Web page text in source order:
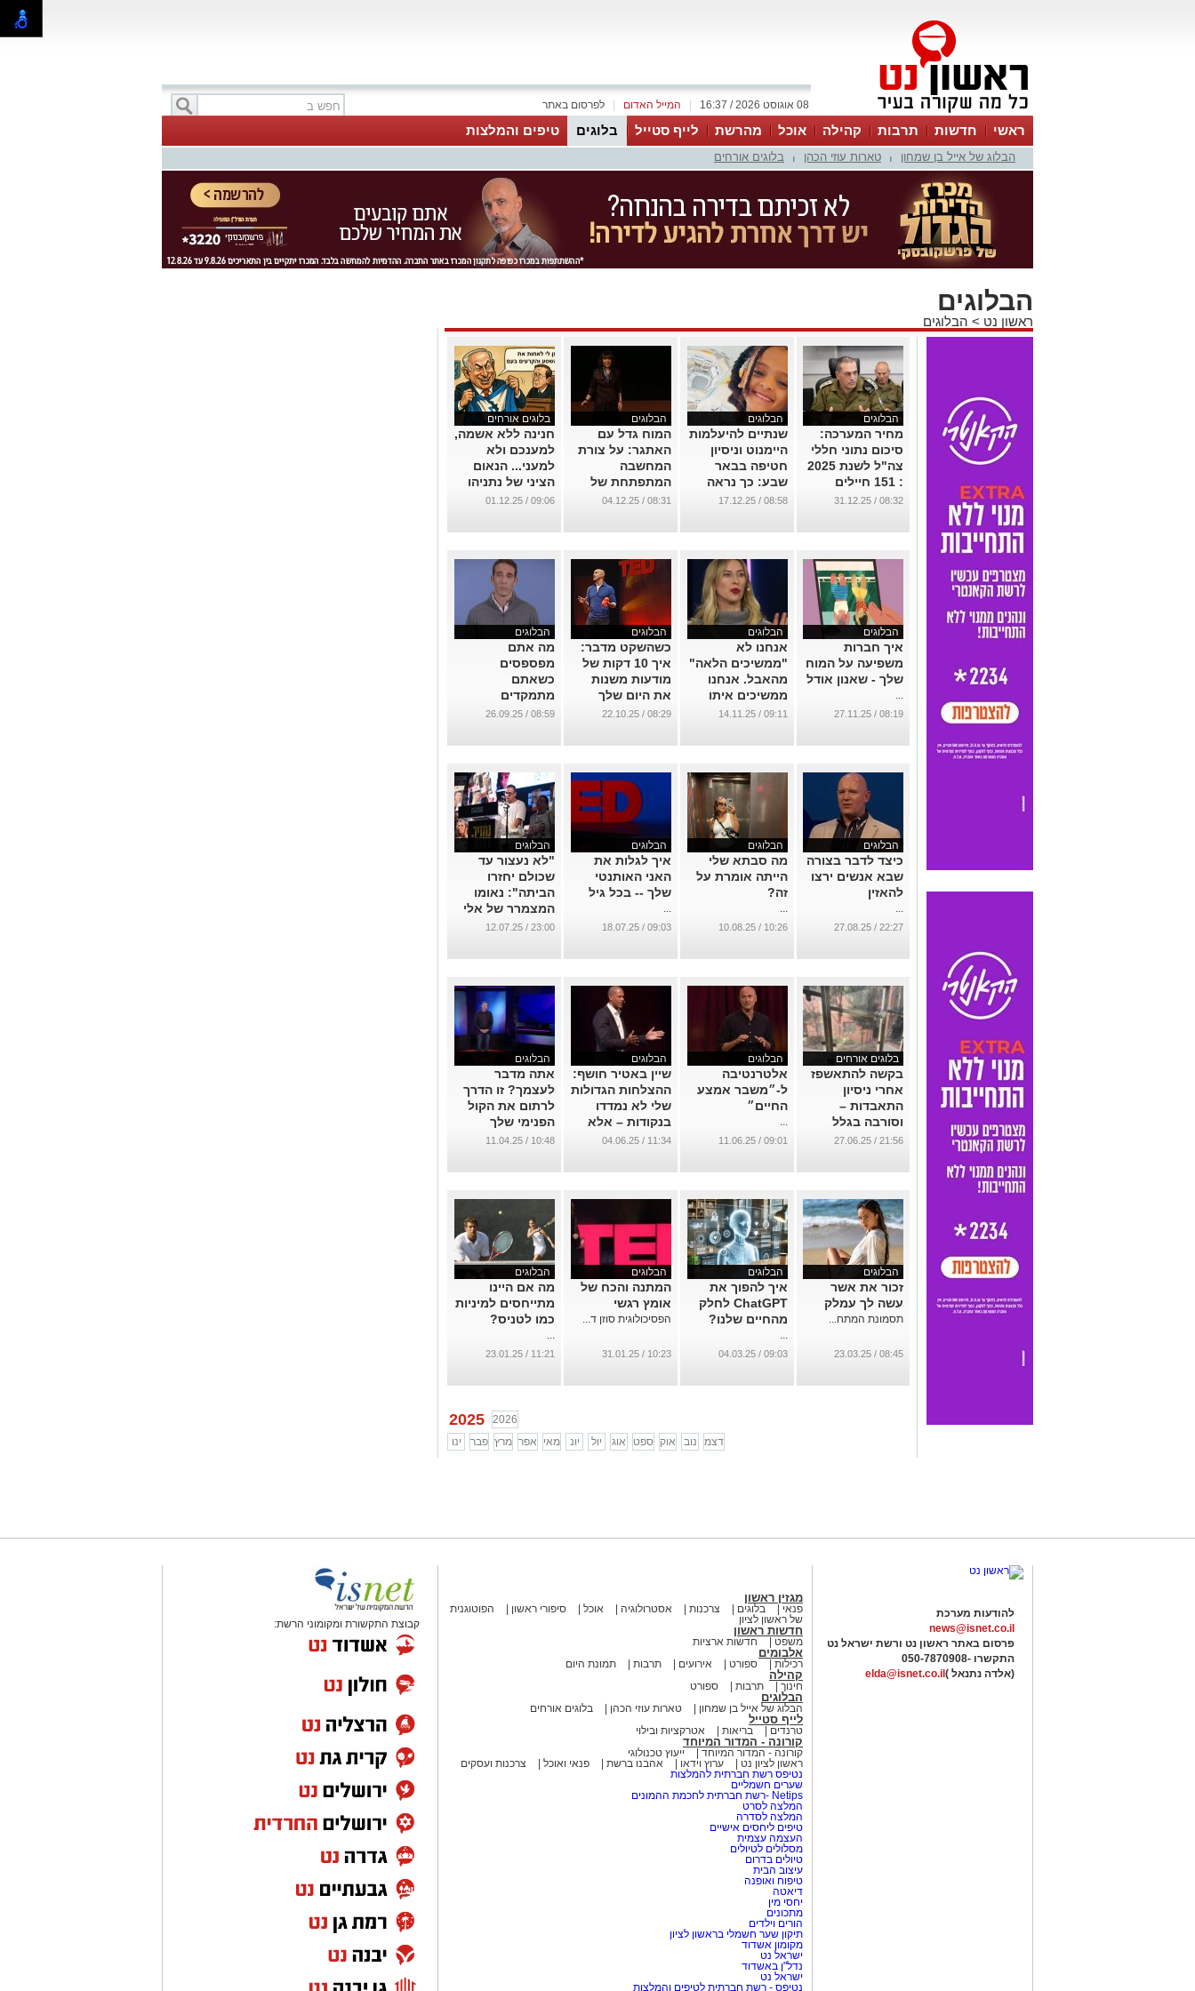
לפרסום באתר המייל האדום 08 אוגוסט 2026 / 16:37
ראשי חדשות תרבות קהילה אוכל מהרשת לייף סטייל בלוגים טיפים והמלצות
הבלוג של אייל בן שמחון טארות עוזי הכהן בלוגים אורחים
הבלוגים
ראשון נט > הבלוגים
הבלוגים
מחיר המערכה:
סיכום נתוני חללי
צה"ל לשנת 2025
: 151 חיילים
וחיילות נפלו
החולפת
08:32 / 31.12.25
הבלוגים
שנתיים להיעלמות
היימנוט וניסיון
חטיפה בבאר
שבע: כך נראה
אובדן הביטחון של
...
08:58 / 17.12.25
הבלוגים
המוח גדל עם
האתגר: על צורת
המחשבה
המתפתחת של
קרול דווק
08:31 / 04.12.25
בלוגים אורחים
חנינה ללא אשמה,
למענכם ולא
למעני... הנאום
הציני של נתניהו
שבר שיאים !
09:06 / 01.12.25
הבלוגים
איך חברות
משפיעה על המוח
שלך - שאנון אודל
...
08:19 / 27.11.25
הבלוגים
אנחנו לא
"ממשיכים הלאה"
מהאבל. אנחנו
ממשיכים איתו
קדימה
09:11 / 14.11.25
הבלוגים
כשהשקט מדבר:
איך 10 דקות של
מודעות משנות
את היום שלך
...
08:29 / 22.10.25
הבלוגים
מה אתם
מפספסים
כשאתם
מתמקדים
בממוצע
08:59 / 26.09.25
הבלוגים
כיצד לדבר בצורה
שבא אנשים ירצו
להאזין
...
22:27 / 27.08.25
הבלוגים
מה סבתא שלי
הייתה אומרת על
זה?
...
10:26 / 10.08.25
הבלוגים
איך לגלות את
האני האותנטי
שלך -- בכל גיל
...
09:03 / 18.07.25
הבלוגים
"לא נעצור עד
שכולם יחזרו
הביתה": נאומו
המצמרר של אלי
שרעבי
23:00 / 12.07.25
בלוגים אורחים
בקשה להתאשפז
אחרי ניסיון
התאבדות –
וסורבה בגלל
הכתובת בתעודת
...
21:56 / 27.06.25
הבלוגים
אלטרנטיבה
ל-״משבר אמצע
החיים״
...
09:01 / 11.06.25
הבלוגים
שיין באטיר חושף:
ההצלחות הגדולות
שלי לא נמדדו
בנקודות – אלא
במה שעשיתי
...
11:34 / 04.06.25
הבלוגים
אתה מדבר
לעצמך? זו הדרך
לרתום את הקול
הפנימי שלך
...
10:48 / 11.04.25
הבלוגים
זכור את אשר
עשה לך עמלק
תסמונת המתח...
08:45 / 23.03.25
הבלוגים
איך להפוך את
ChatGPT לחלק
מהחיים שלנו?
...
09:03 / 04.03.25
הבלוגים
המתנה והכח של
אומץ רגשי
הפסיכולוגית סוזן ד...
10:23 / 31.01.25
הבלוגים
מה אם היינו
מתייחסים למיניות
כמו לטניס?
...
11:21 / 23.01.25
2025
2026
ינו
פבר מרץ אפר מאי יונ יול אוג ספט אוק נוב דצמ
להודעות מערכת
news@isnet.co.il
פרסום באתר ראשון נט ורשת ישראל נט
התקשרו -050-7870908
(אלדה נתנאל ) elda@isnet.co.il
מגזין ראשון
פנאי בלוגים צרכנות אסטרולוגיה אוכל סיפורי ראשון
הפוטוגנית
של ראשון לציון
חדשות ראשון
משפט חדשות ארציות
אלבומים
רכילות ספורט אירועים תרבות תמונת היום
קהילה
חינוך תרבות ספורט
הבלוגים
הבלוג של אייל בן שמחון טארות עוזי הכהן בלוגים אורחים
לייף סטייל
טרנדים בריאות אטרקציות ובילוי
קורונה - המדור המיוחד
קורונה - המדור המיוחד
ייעוץ טכנולוגי
ראשון לציון נט
ערוץ וידאו אהבנו ברשת פנאי ואוכל
צרכנות ועסקים
נטיפס רשת חברתית להמלצות
שערים חשמליים
Netips -רשת חברתית לחכמת ההמונים
המלצה לסרט
המלצה לסדרה
טיפים ליחסים אישיים
העצמה עצמית
מסלולים לטיולים
טיולים בדרום
עיצוב הבית
טיפוח ואופנה
דיאטה
יחסי מין
מתכונים
הורים וילדים
תיקון שער חשמלי בראשון לציון
מקומון אשדוד
ישראל נט
נדל"ן באשדוד
ישראל נט
נטיפס - רשת חברתית לטיפים והמלצות
קבוצת התקשורת ומקומוני הרשת: